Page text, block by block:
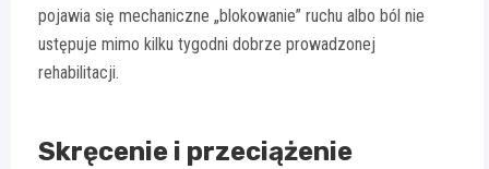
pojawia się mechaniczne „blokowanie” ruchu albo ból nie
ustępuje mimo kilku tygodni dobrze prowadzonej
rehabilitacji.
Skręcenie i przeciążenie